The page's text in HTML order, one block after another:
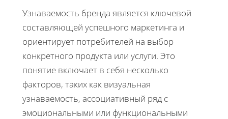
Узнаваемость бренда является ключевой
составляющей успешного маркетинга и
ориентирует потребителей на выбор
конкретного продукта или услуги. Это
понятие включает в себя несколько
факторов, таких как визуальная
узнаваемость, ассоциативный ряд с
эмоциональными или функциональными